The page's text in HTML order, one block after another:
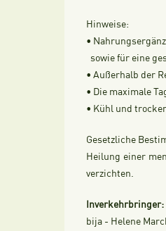
Hinweise:
•
sowie für eine
• Außerhalb der
• Die maximale
• Kühl und
Gesetzliche
Heilung einer
verzichten.
Inverkehrbringer:
bija - Helene